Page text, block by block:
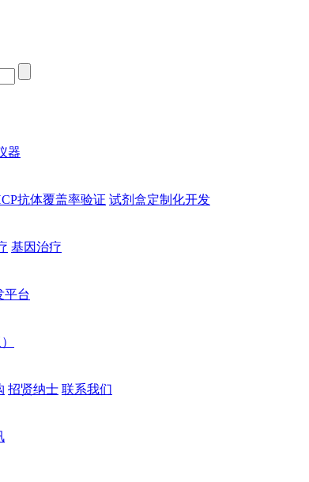
器
抗体覆盖率验证 试剂盒定制化开发
基因治疗
平台
招贤纳士 联系我们